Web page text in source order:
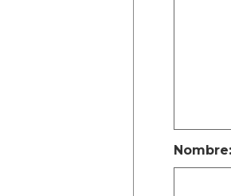
Nombre: